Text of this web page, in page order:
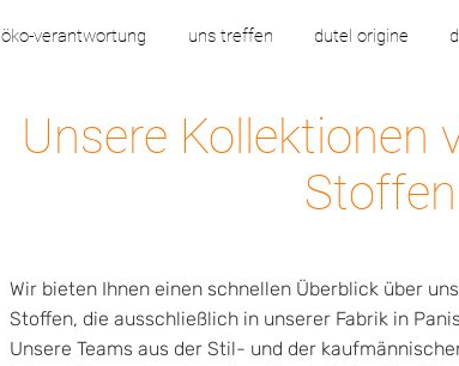
öko-verantwortung uns treffen dutel origine
Unsere Kollektionen
Stoffen
Wir bieten Ihnen einen schnellen Überblick über
Stoffen, die ausschließlich in unserer Fabrik in
Unsere Teams aus der Stil- und der